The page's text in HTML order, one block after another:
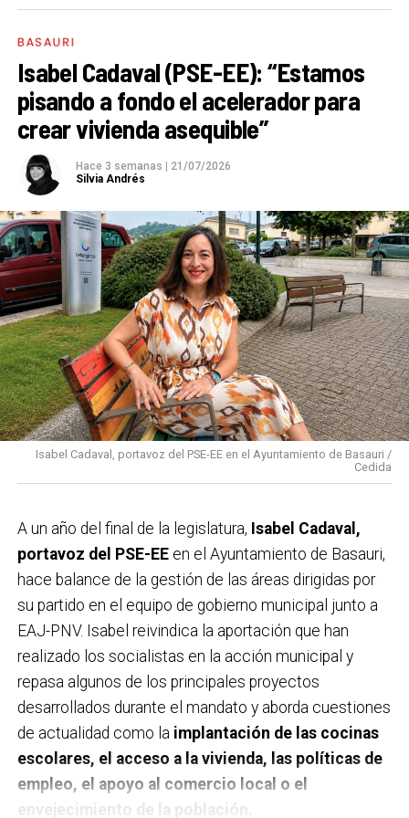
BASAURI
Isabel Cadaval (PSE-EE): “Estamos
pisando a fondo el acelerador para
crear vivienda asequible”
Hace 3 semanas
21/07/2026
Silvia Andrés
Isabel Cadaval, portavoz del PSE-EE en el Ayuntamiento de Basauri /
Cedida
A un año del final de la legislatura, Isabel Cadaval,
portavoz del PSE-EEen el Ayuntamiento de Basauri,
hace balance de la gestión de las áreas dirigidas por
su partido en el equipo de gobierno municipal junto a
EAJ-PNV. Isabel reivindica la aportación que han
realizado los socialistas en la acción municipal y
repasa algunos de los principales proyectos
desarrollados durante el mandato y aborda cuestiones
de actualidad como la implantación de las cocinas
escolares, el acceso a la vivienda, las políticas de
empleo, el apoyo al comercio local o el
envejecimiento de la población.